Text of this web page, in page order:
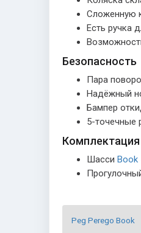
Сложенную
Есть ручка
Безопасность
Пара
Надёжный
Бампер
5-точечные
Комплектация
Шасси Book
Peg Perego Book